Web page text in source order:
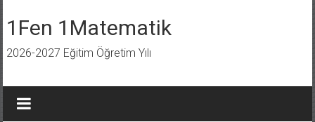
geç
1Fen 1Matematik
2026-2027 Eğitim Öğretim Yılı